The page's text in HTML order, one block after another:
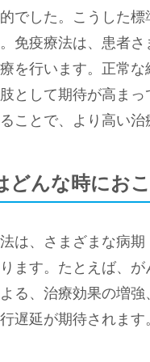
でした。こうした
免疫療法は、患者
を行います。正常
として期待が高ま
ことで、より高い治
どんな時にお
は、さまざまな病
ます。たとえば、
る、治療効果の増
遅延が期待されます